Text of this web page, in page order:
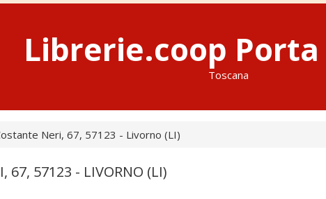
Librerie.coop
Toscana
Neri, 67, 57123 - Livorno (LI)
67, 57123 - LIVORNO (LI)